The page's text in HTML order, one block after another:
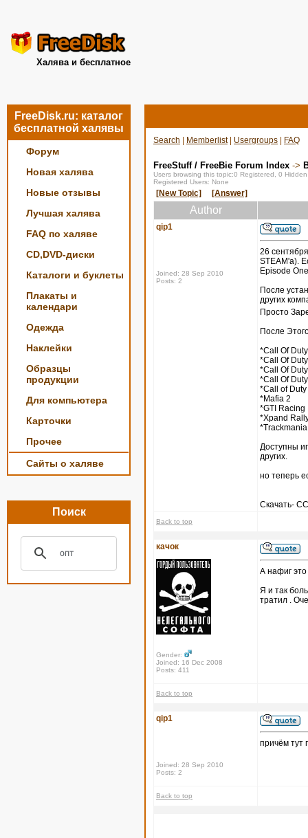
Халява и бесплатное
FreeDisk.ru: каталог
бесплатной халявы
Форум
Новая халява
Новые отзывы
Лучшая халява
FAQ по халяве
CD,DVD-диски
Каталоги и буклеты
Плакаты и
календари
Одежда
Наклейки
Образцы
продукции
Для компьютера
Карточки
Прочее
Сайты о халяве
Поиск
Search Memberlist| Usergroups FAQ
FreeStuff / FreeBie Forum Index ->
Users browsing this topic:0 Registered, 0
Registered Users: None
[New Topic] [Answer]
Author
qip1
Joined: 28 Sep 2010
Posts: 2
26
STEAM'a).
Episode
После
других
Просто
После
*Call Of Duty
*Call Of
*Call Of
*Call Of
*Call of
*Mafia 2
*GTI Racing
*Xpand
Доступны
других.
но теперь
Скачать-
Back to top
качок
Gender:
Joined: 16 Dec 2008
Posts: 411
А нафиг
Я и так
тратил .
Back to top
qip1
Joined: 28 Sep 2010
Posts: 2
причём тут
Back to top